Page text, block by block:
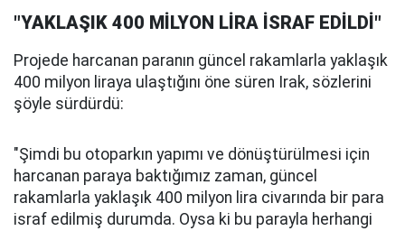
"YAKLAŞIK 400 MİLYON LİRA İSRAF EDİLDİ"
Projede harcanan paranın güncel rakamlarla yaklaşık
400 milyon liraya ulaştığını öne süren Irak, sözlerini
şöyle sürdürdü:
"Şimdi bu otoparkın yapımı ve dönüştürülmesi için
harcanan paraya baktığımız zaman, güncel
rakamlarla yaklaşık 400 milyon lira civarında bir para
israf edilmiş durumda. Oysa ki bu parayla herhangi